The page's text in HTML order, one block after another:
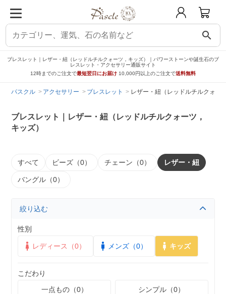
search
ブレスレット｜レザー・紐（レッドルチルクォーツ，キッズ）｜パワーストーンや誕生石のブ
レスレット・アクセサリー通販サイト
12時までのご注文で最短翌日にお届け 10,000円以上のご注文で送料無料
パスクル アクセサリー ブレスレット レザー・紐（レッドルチルクォー
ブレスレット｜レザー・紐（レッドルチルクォーツ，
キッズ）
すべて ビーズ（0） チェーン（0） レザー・紐
バングル（0）
絞り込む
性別
レディース（0） メンズ（0） キッズ
こだわり
一点もの（0）
シンプル（0）